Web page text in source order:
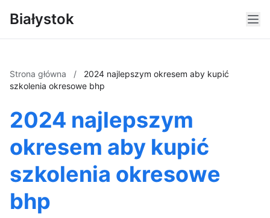
Białystok
Strona główna /
2024 najlepszym okresem aby kupić
szkolenia okresowe bhp
2024 najlepszym
okresem aby kupić
szkolenia okresowe
bhp